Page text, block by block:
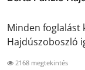
Minden foglalást
Hajdúszoboszló
2168 megtekintés